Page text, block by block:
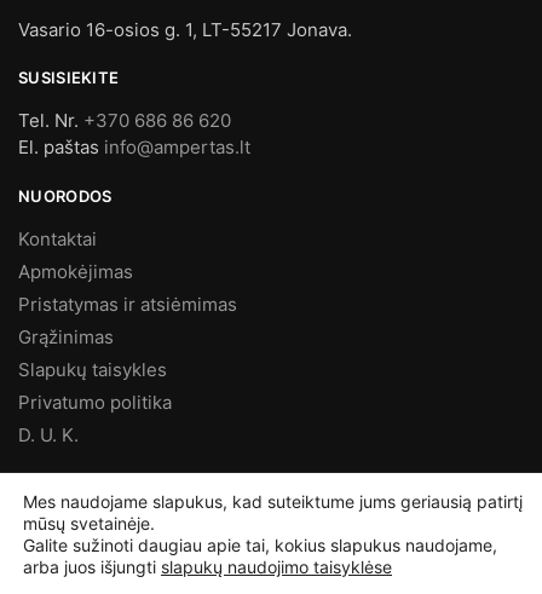
Vasario 16-osios g. 1, LT-55217 Jonava.
SUSISIEKITE
Tel. Nr. +370 686 86 620
El. paštas info@ampertas.lt
NUORODOS
Kontaktai
Apmokėjimas
Pristatymas ir atsiėmimas
Grąžinimas
Slapukų taisykles
Privatumo politika
D. U. K.
©Ampertas.lt2025, Visos teisės saugomos
Mes naudojame slapukus, kad suteiktume jums geriausią patirtį
mūsų svetainėje.
Galite sužinoti daugiau apie tai, kokius slapukus naudojame,
arba juos išjungti slapukų naudojimo taisyklėse